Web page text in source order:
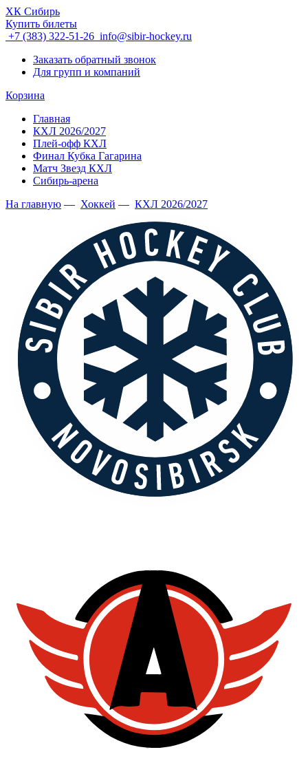
ХК Сибирь
Купить билеты
+7 (383) 322-51-26 info@sibir-hockey.ru
Заказать обратный звонок
Для групп и компаний
Корзина
Главная
КХЛ 2026/2027
Плей-офф КХЛ
Финал Кубка Гагарина
Матч Звезд КХЛ
Сибирь-арена
На главную — Хоккей — КХЛ 2026/2027